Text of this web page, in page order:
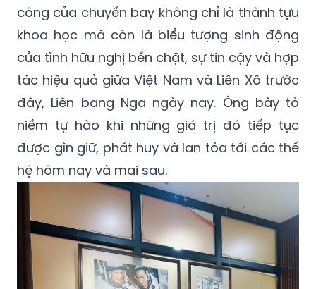
công của chuyến bay không chỉ là thành tựu
khoa học mà còn là biểu tượng sinh động
của tình hữu nghị bền chặt, sự tin cậy và hợp
tác hiệu quả giữa Việt Nam và Liên Xô trước
đây, Liên bang Nga ngày nay. Ông bày tỏ
niềm tự hào khi những giá trị đó tiếp tục
được gìn giữ, phát huy và lan tỏa tới các thế
hệ hôm nay và mai sau.